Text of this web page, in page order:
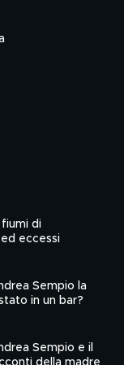
di
eccessi
Sempio la
in un bar?
Sempio e il
della madre